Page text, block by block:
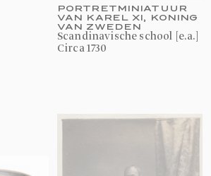
VAN KAREL XI, KONING
VAN ZWEDEN
Scandinavische school [e.a.]
circa 1730